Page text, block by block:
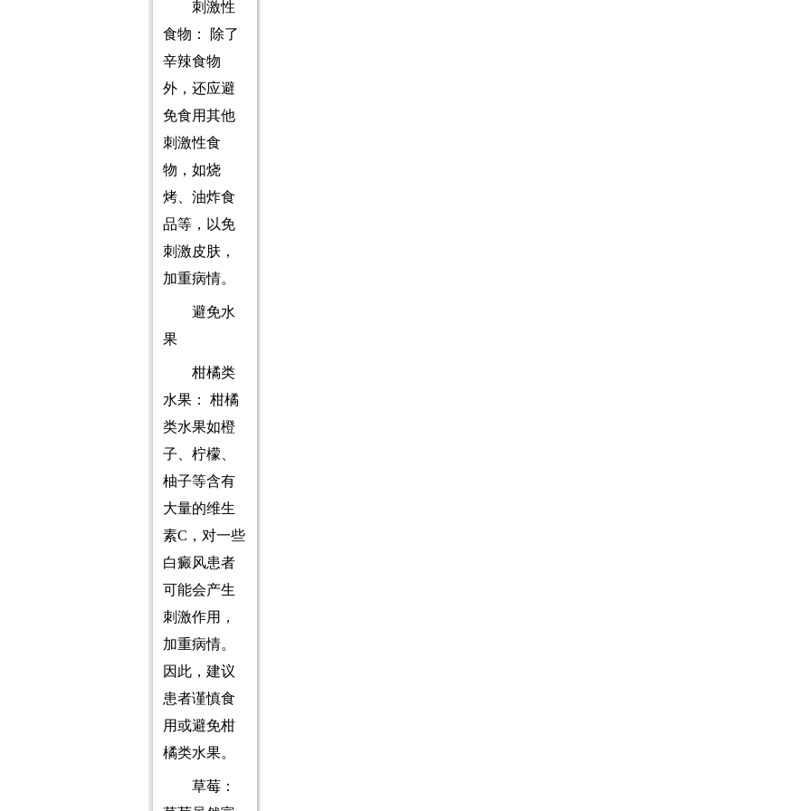
刺激性
食物： 除了
辛辣食物
外，还应避
免食用其他
刺激性食
物，如烧
烤、油炸食
品等，以免
刺激皮肤，
加重病情。
避免水
果
柑橘类
水果： 柑橘
类水果如橙
子、柠檬、
柚子等含有
大量的维生
素C，对一些
白癜风患者
可能会产生
刺激作用，
加重病情。
因此，建议
患者谨慎食
用或避免柑
橘类水果。
草莓：